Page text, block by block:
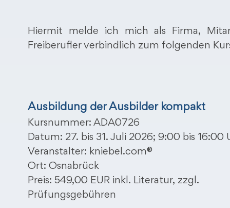
Hiermit melde ich mich als Firma,
Freiberufler verbindlich zum folgenden
Ausbildung der Ausbilder kompakt
Kursnummer: ADA0726
Datum: 27. bis 31. Juli 2026; 9:00 bis 16:00
Veranstalter: kniebel.com®
Ort: Osnabrück
Preis: 549,00 EUR inkl. Literatur, zzgl.
Prüfungsgebühren